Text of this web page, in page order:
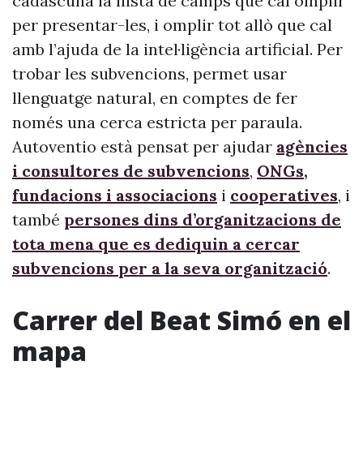
per presentar-les, i omplir tot allò que cal
amb l’ajuda de la intel·ligència artificial. Per
trobar les subvencions, permet usar
llenguatge natural, en comptes de fer
només una cerca estricta per paraula.
Autoventio està pensat per ajudar agències
i consultores de subvencions, ONGs,
fundacions i associacions i cooperatives, i
també persones dins d’organitzacions de
tota mena que es dediquin a cercar
subvencions per a la seva organització.
Carrer del Beat Simó en el
mapa